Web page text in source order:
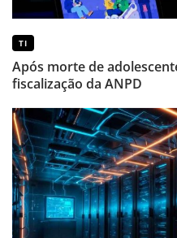
TI
Após morte de
fiscalização da ANPD